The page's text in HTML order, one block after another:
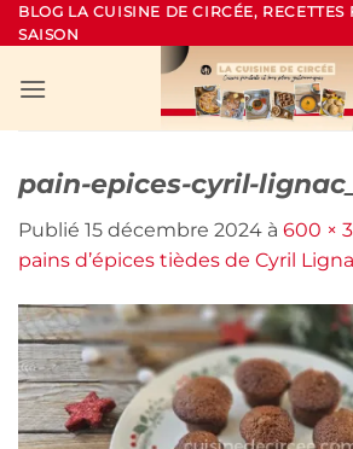
Passer
au
BLOG LA CUISINE DE CIRCÉE, RECETTES
SAISON
pain-epices-cyril-
Publié 15 décembre 2024 à 600 ×
pains d’épices tièdes de Cyril